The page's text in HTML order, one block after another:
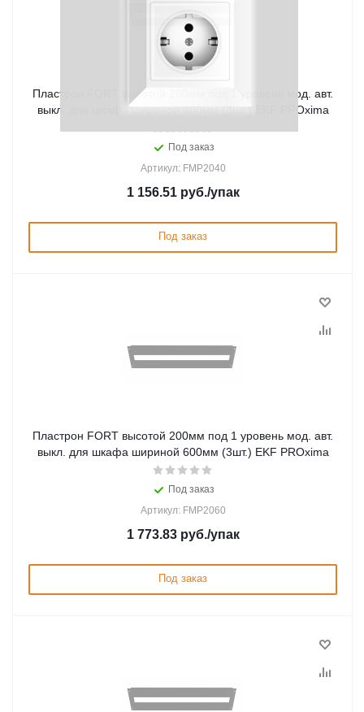
Пластрон FORT высотой 200мм под 1 уровень мод. авт.
выкл. для шкафа шириной 400мм (3шт.) EKF PROxima
Под заказ
Артикул: FMP2040
1 156.51руб./упак
Под заказ
Пластрон FORT высотой 200мм под 1 уровень мод. авт.
выкл. для шкафа шириной 600мм (3шт.) EKF PROxima
Под заказ
Артикул: FMP2060
1 773.83руб./упак
Под заказ